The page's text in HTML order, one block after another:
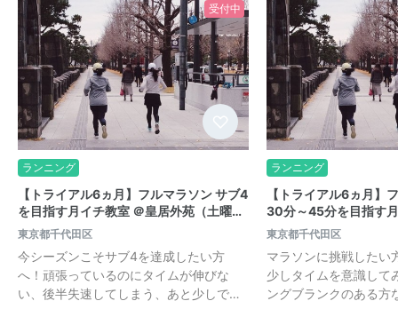
受付中
ランニング
【トライアル6ヵ月】フルマラソン サブ4
を目指す月イチ教室 ＠皇居外苑（土曜…
東京都千代田区
今シーズンこそサブ4を達成したい方
へ！頑張っているのにタイムが伸びな
い、後半失速してしまう、あと少しで…
ランニング
【トライアル6ヵ月】
30分～45分を目指す
東京都千代田区
マラソンに挑戦したい
少しタイムを意識して
ングブランクのある